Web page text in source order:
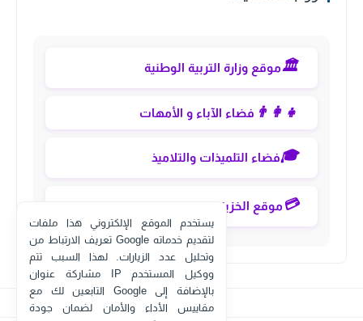
🏛️موقع وزارة التربية الوطنية
👨‍👩‍👧 فضاء الآباء و الأمهات
🎓فضاء التلميذات والتلاميذ
💳موقع الخزينة العامة eservices
يستخدم الموقع الإلكتروني هذا ملفات
تعريف الارتباط من Google لتقديم خدماته
وتحليل عدد الزيارات. لهذا السبب تتم
مشاركة عنوان IP ووكيل المستخدم
التابعين لك مع Google بالإضافة إلى
مقاييس الأداء والأمان لضمان جودة